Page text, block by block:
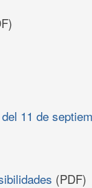
11 de
(PDF)